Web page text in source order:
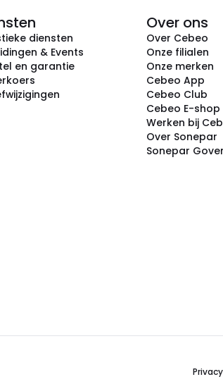
diensten
& Events
en garantie
Over ons
Over Cebeo
Onze filialen
Onze merken
Cebeo App
Cebeo Club
Cebeo E-shop
Werken bij
Over Sonepar
Sonepar